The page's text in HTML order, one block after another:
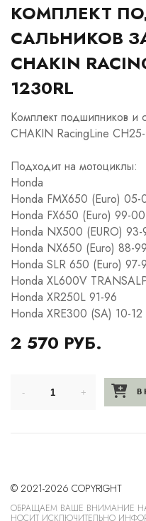
КОМПЛЕКТ
САЛЬНИКОВ
CHAKIN
1230RL
Комплект подшипников и
CHAKIN RacingLine
Подходит на мотоциклы:
Honda
Honda FMX650 (Euro) 05-
Honda FX650 (Euro) 99-00
Honda NX500 (EURO) 93-
Honda NX650 (Euro) 88-99
Honda SLR 650 (Euro) 97-
Honda XL600V
Honda XR250L 91-96
Honda XRE300 (SA) 10-12
2 570 РУБ.
В
© 2021-2026 COPYRIGHT
ОБРАЩАЕМ ВАШЕ ВНИМАНИЕ
НОСИТ ИСКЛЮЧИТЕЛЬНО